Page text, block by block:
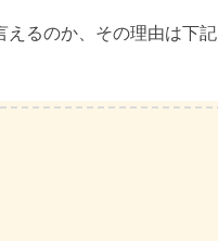
えるのか、その理由は下記